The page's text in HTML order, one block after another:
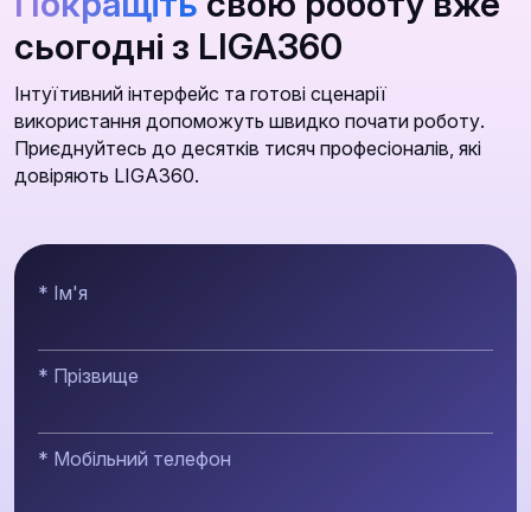
сьогодні з LIGA360
Інтуїтивний інтерфейс та готові сценарії
використання допоможуть швидко почати роботу.
Приєднуйтесь до десятків тисяч професіоналів, які
довіряють LIGA360.
* Ім'я
* Прізвище
* Мобільний телефон